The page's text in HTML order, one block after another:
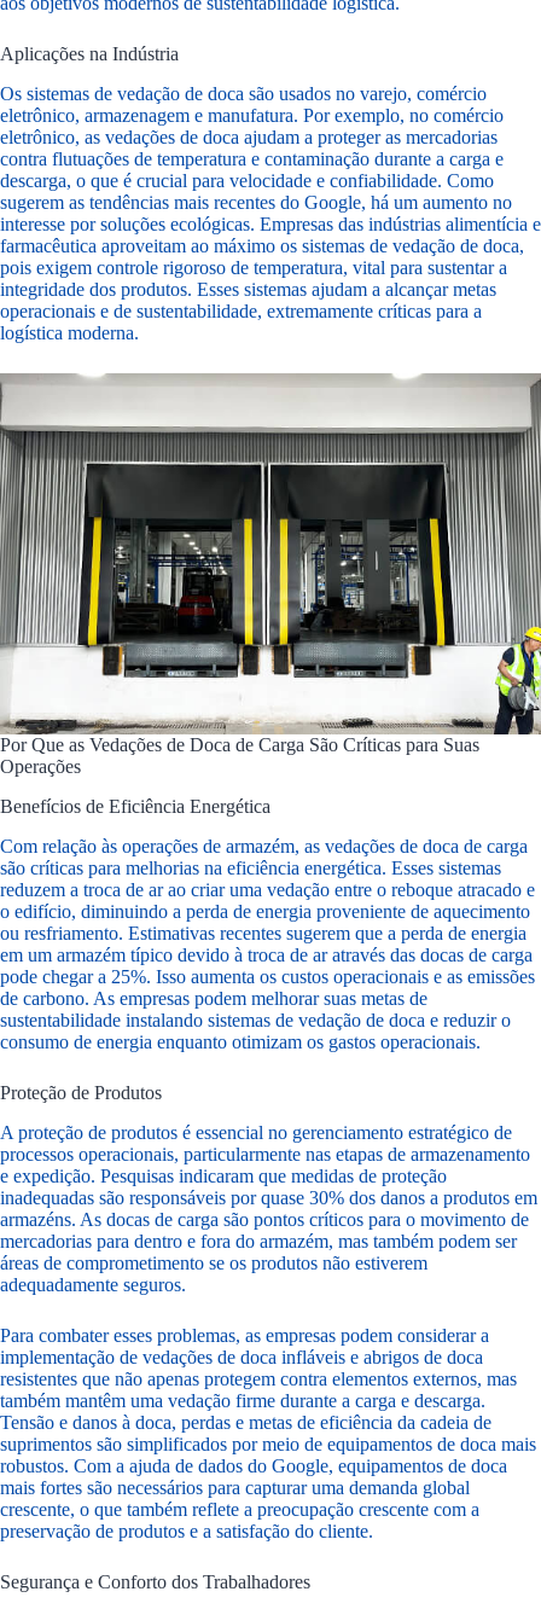
Aplicações na Indústria
Os sistemas de vedação de doca são usados no varejo, comércio
eletrônico, armazenagem e manufatura. Por exemplo, no comércio
eletrônico, as vedações de doca ajudam a proteger as mercadorias
contra flutuações de temperatura e contaminação durante a carga e
descarga, o que é crucial para velocidade e confiabilidade. Como
sugerem as tendências mais recentes do Google, há um aumento no
interesse por soluções ecológicas. Empresas das indústrias alimentícia e
farmacêutica aproveitam ao máximo os sistemas de vedação de doca,
pois exigem controle rigoroso de temperatura, vital para sustentar a
integridade dos produtos. Esses sistemas ajudam a alcançar metas
operacionais e de sustentabilidade, extremamente críticas para a
logística moderna.
Por Que as Vedações de Doca de Carga São Críticas para Suas
Operações
Benefícios de Eficiência Energética
Com relação às operações de armazém, as vedações de doca de carga
são críticas para melhorias na eficiência energética. Esses sistemas
reduzem a troca de ar ao criar uma vedação entre o reboque atracado e
o edifício, diminuindo a perda de energia proveniente de aquecimento
ou resfriamento. Estimativas recentes sugerem que a perda de energia
em um armazém típico devido à troca de ar através das docas de carga
pode chegar a 25%. Isso aumenta os custos operacionais e as emissões
de carbono. As empresas podem melhorar suas metas de
sustentabilidade instalando sistemas de vedação de doca e reduzir o
consumo de energia enquanto otimizam os gastos operacionais.
Proteção de Produtos
A proteção de produtos é essencial no gerenciamento estratégico de
processos operacionais, particularmente nas etapas de armazenamento
e expedição. Pesquisas indicaram que medidas de proteção
inadequadas são responsáveis por quase 30% dos danos a produtos em
armazéns. As docas de carga são pontos críticos para o movimento de
mercadorias para dentro e fora do armazém, mas também podem ser
áreas de comprometimento se os produtos não estiverem
adequadamente seguros.
Para combater esses problemas, as empresas podem considerar a
implementação de vedações de doca infláveis e abrigos de doca
resistentes que não apenas protegem contra elementos externos, mas
também mantêm uma vedação firme durante a carga e descarga.
Tensão e danos à doca, perdas e metas de eficiência da cadeia de
suprimentos são simplificados por meio de equipamentos de doca mais
robustos. Com a ajuda de dados do Google, equipamentos de doca
mais fortes são necessários para capturar uma demanda global
crescente, o que também reflete a preocupação crescente com a
preservação de produtos e a satisfação do cliente.
Segurança e Conforto dos Trabalhadores